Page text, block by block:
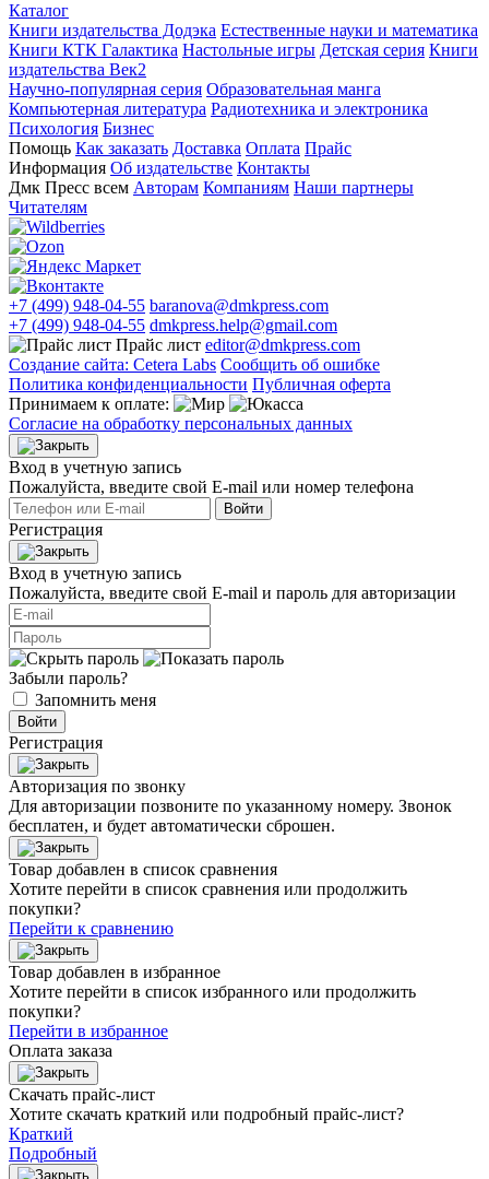
Каталог
Книги издательства Додэка Естественные науки и математика
Книги КТК Галактика Настольные игры Детская серия Книги
издательства Век2
Научно-популярная серия Образовательная манга
Компьютерная литература Радиотехника и электроника
Психология Бизнес
Помощь Как заказать Доставка Оплата Прайс
Информация Об издательстве Контакты
Дмк Пресс всем Авторам Компаниям Наши партнеры
Читателям
+7 (499) 948-04-55 baranova@dmkpress.com
+7 (499) 948-04-55 dmkpress.help@gmail.com
Прайс лист editor@dmkpress.com
Создание сайта: Cetera Labs Сообщить об ошибке
Политика конфиденциальности Публичная оферта
Принимаем к оплате:
Согласие на обработку персональных данных
Вход в учетную запись
Пожалуйста, введите свой E‑mail или номер телефона
Войти
Регистрация
Вход в учетную запись
Пожалуйста, введите свой E‑mail и пароль для авторизации
Забыли пароль?
Запомнить меня
Войти
Регистрация
Авторизация по звонку
Для авторизации позвоните по указанному номеру. Звонок
бесплатен, и будет автоматически сброшен.
Товар добавлен в список сравнения
Хотите перейти в список сравнения или продолжить
покупки?
Перейти к сравнению
Товар добавлен в избранное
Хотите перейти в список избранного или продолжить
покупки?
Перейти в избранное
Оплата заказа
Скачать прайс-лист
Хотите скачать краткий или подробный прайс-лист?
Краткий
Подробный